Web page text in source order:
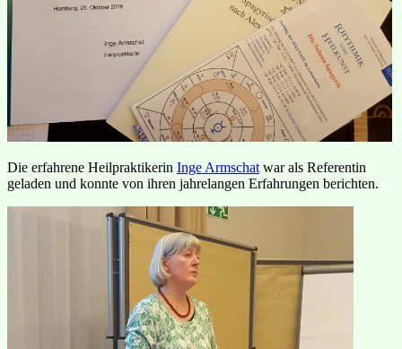
Die erfahrene Heilpraktikerin Inge Armschat war als Referentin
geladen und konnte von ihren jahrelangen Erfahrungen berichten.